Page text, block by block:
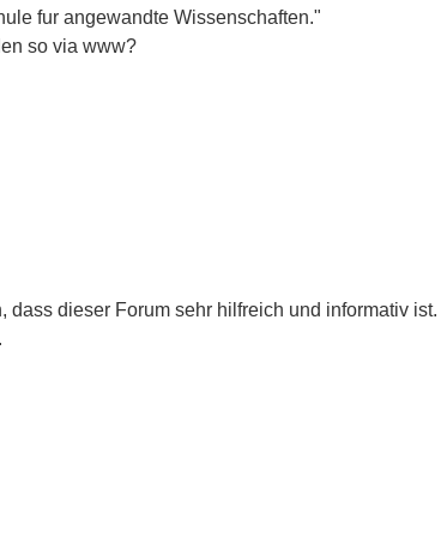
fur angewandte Wissenschaften."
so via www?
dieser Forum sehr hilfreich und informativ ist.